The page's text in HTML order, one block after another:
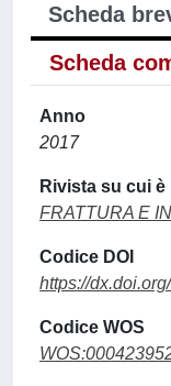
Scheda
Scheda
Anno
2017
Rivista su cui
FRATTURA E
Codice DOI
https://
Codice WOS